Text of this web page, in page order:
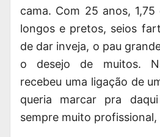
cama. Com 25 anos,
longos e pretos, seios
de dar inveja, o pau
o desejo de muitos.
recebeu uma ligação de
queria marcar pra
sempre muito